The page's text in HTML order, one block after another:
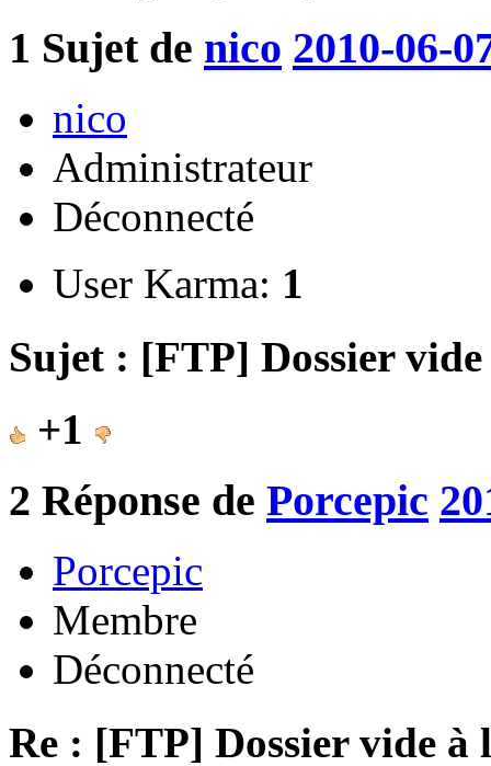
1 Sujet de nico 2010-06-
nico
Administrateur
Déconnecté
User Karma: 1
Sujet : [FTP] Dossier
+1
2 Réponse de Porcepic
Porcepic
Membre
Déconnecté
Re : [FTP] Dossier vide à